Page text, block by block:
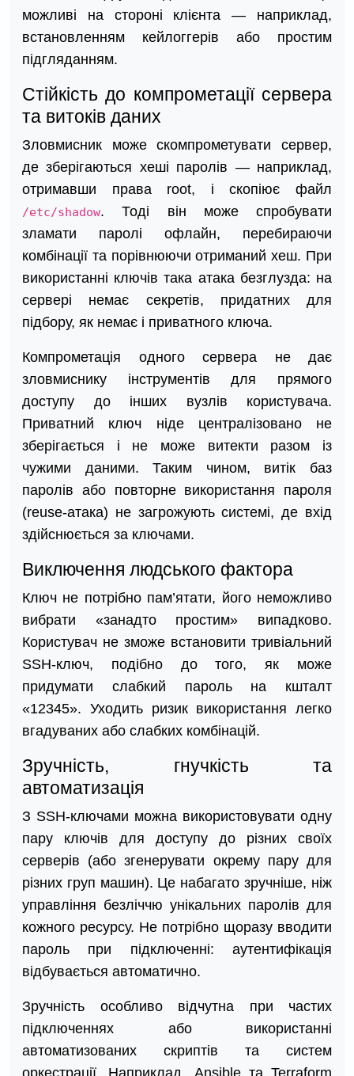
можливі на стороні клієнта — наприклад,
встановленням кейлоггерів або простим
підгляданням.
Стійкість до компрометації сервера
та витоків даних
Зловмисник може скомпрометувати сервер,
де зберігаються хеші паролів — наприклад,
отримавши права root, і скопіює файл
/etc/shadow. Тоді він може спробувати
зламати паролі офлайн, перебираючи
комбінації та порівнюючи отриманий хеш. При
використанні ключів така атака безглузда: на
сервері немає секретів, придатних для
підбору, як немає і приватного ключа.
Компрометація одного сервера не дає
зловмиснику інструментів для прямого
доступу до інших вузлів користувача.
Приватний ключ ніде централізовано не
зберігається і не може витекти разом із
чужими даними. Таким чином, витік баз
паролів або повторне використання пароля
(reuse-атака) не загрожують системі, де вхід
здійснюється за ключами.
Виключення людського фактора
Ключ не потрібно пам’ятати, його неможливо
вибрати «занадто простим» випадково.
Користувач не зможе встановити тривіальний
SSH-ключ, подібно до того, як може
придумати слабкий пароль на кшталт
«12345». Уходить ризик використання легко
вгадуваних або слабких комбінацій.
Зручність, гнучкість та
автоматизація
З SSH-ключами можна використовувати одну
пару ключів для доступу до різних своїх
серверів (або згенерувати окрему пару для
різних груп машин). Це набагато зручніше, ніж
управління безліччю унікальних паролів для
кожного ресурсу. Не потрібно щоразу вводити
пароль при підключенні: аутентифікація
відбувається автоматично.
Зручність особливо відчутна при частих
підключеннях або використанні
автоматизованих скриптів та систем